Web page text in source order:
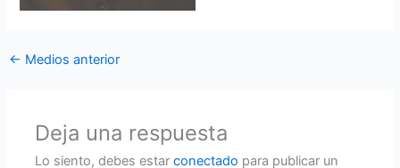
← Medios anterior
Deja una respuesta
Lo siento, debes estarconectado para publicar un